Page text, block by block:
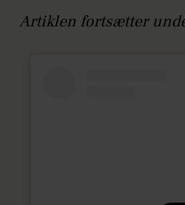
Artiklen fortsætter